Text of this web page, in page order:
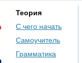
Теория
С чего начать
Самоучитель
Грамматика